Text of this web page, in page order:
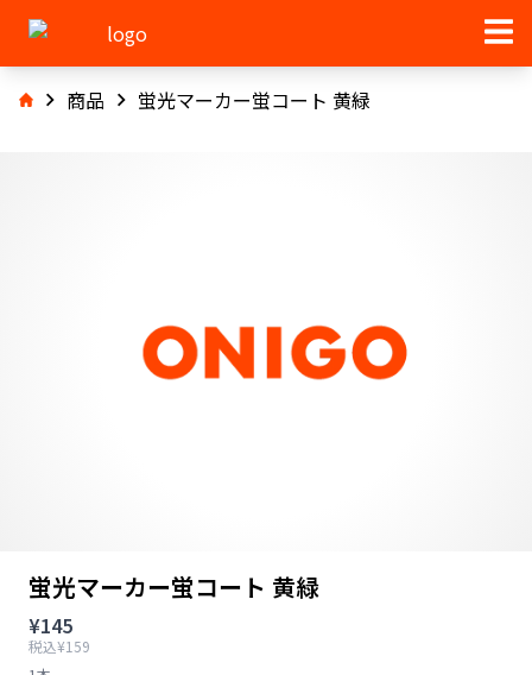
商品 蛍光マーカー蛍コート 黄緑
蛍光マーカー蛍コート 黄緑
¥145
税込¥159